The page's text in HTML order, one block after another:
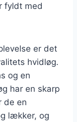
fyldt med
er det
hvidløg.
og en
har en skarp
de en
lækker, og